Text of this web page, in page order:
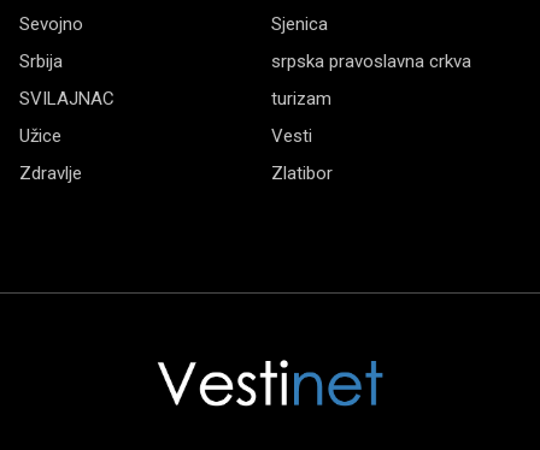
Sevojno
Sjenica
Srbija
srpska pravoslavna crkva
SVILAJNAC
turizam
Užice
Vesti
Zdravlje
Zlatibor